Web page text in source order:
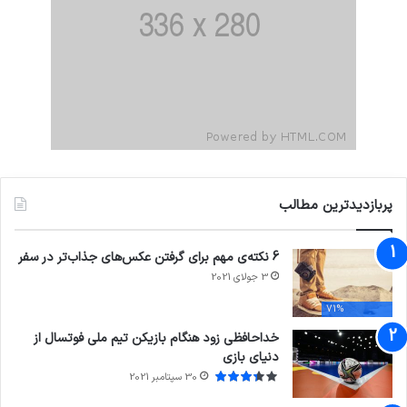
پربازدیدترین مطالب
71%
6 نکته‌ی مهم برای گرفتن عکس‌های جذاب‌تر در سفر
3 جولای 2021
خداحافظی زود هنگام بازیکن تیم ملی فوتسال از
دنیای بازی
30 سپتامبر 2021